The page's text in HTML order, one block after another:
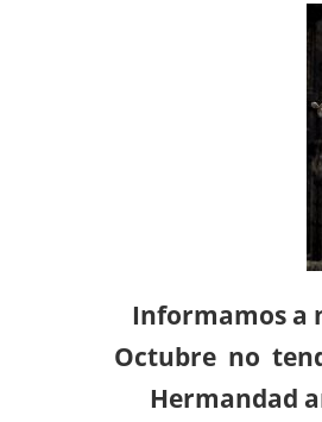
Informamos a
Octubre no
Hermandad